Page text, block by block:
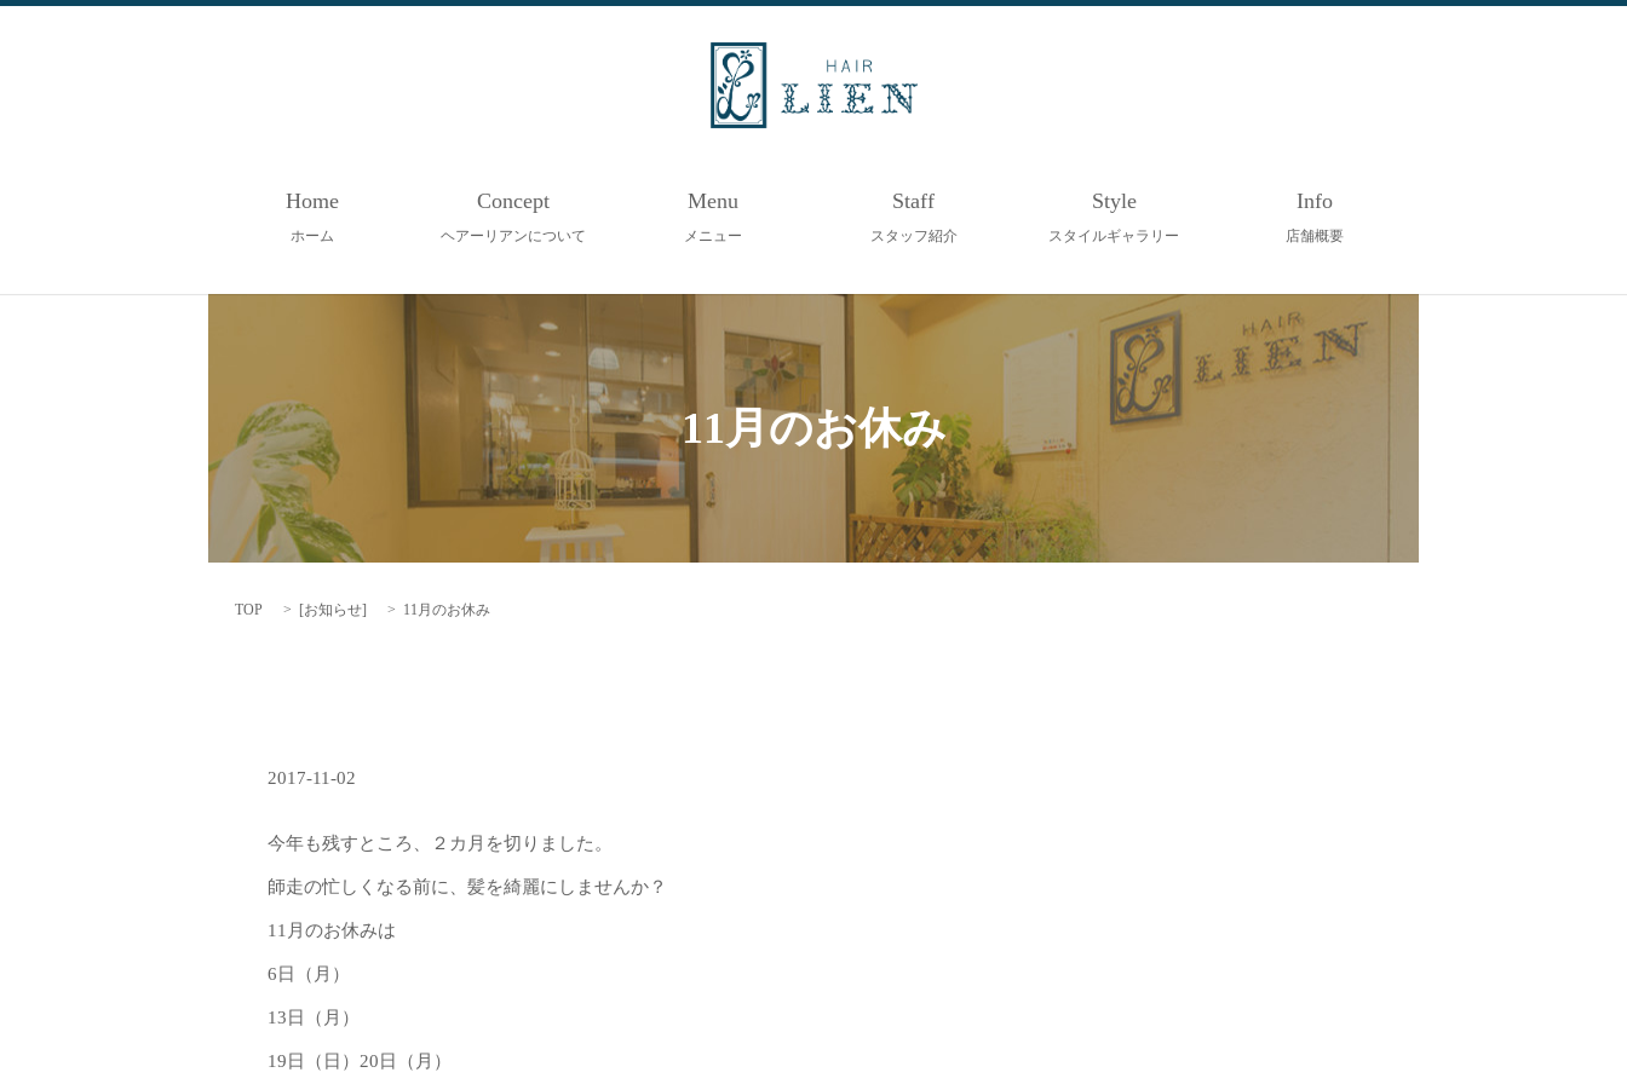
Home
ホーム
Concept
ヘアーリアンについて
Menu
メニュー
Staff
スタッフ紹介
Style
スタイルギャラリー
Info
店舗概要
11月のお休み
TOP [お知らせ] 11月のお休み
2017-11-02
今年も残すところ、２カ月を切りました。
師走の忙しくなる前に、髪を綺麗にしませんか？
11月のお休みは
6日（月）
13日（月）
19日（日）20日（月）